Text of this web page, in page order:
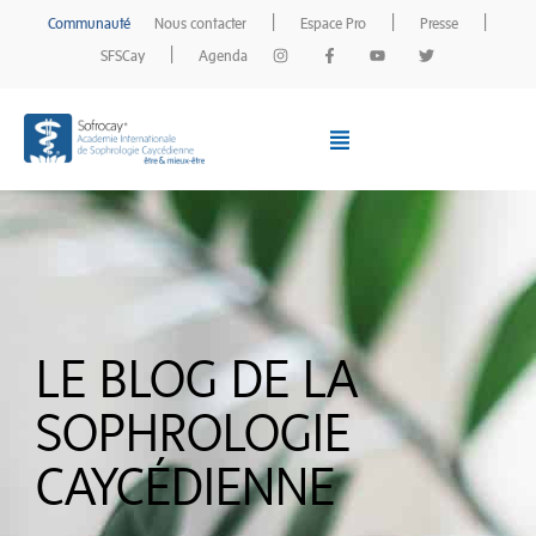
Communauté Nous contacter Espace Pro Presse
SFSCay Agenda
DECOUVRIR
la sophrologie
SE FORMER
à la sophrologie
SOFROCAY
et son réseau
RECHERCHE
scientifique
TROUVER
un sophrologue
LE BLOG DE LA
SOPHROLOGIE
CAYCÉDIENNE